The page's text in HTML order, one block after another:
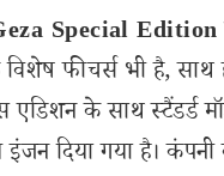
Special Edition
फीचर्स भी है, साथ
एडिशन के साथ
इंजन दिया गया है।